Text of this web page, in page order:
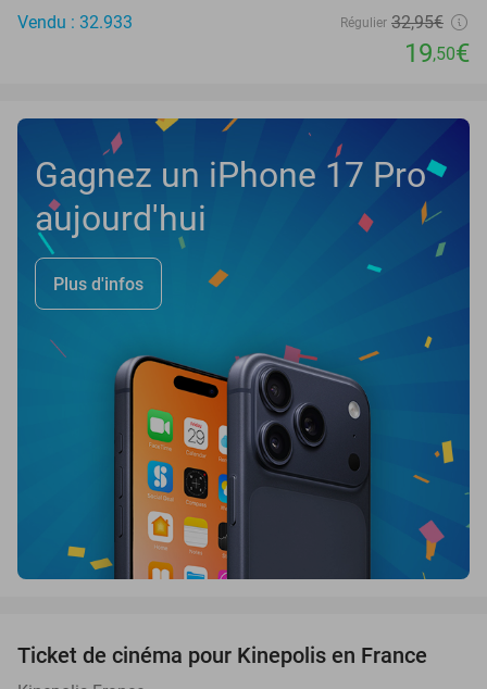
Vendu : 32.933
Régulier 32,95€
19,50€
Gagnez un iPhone 17 Pro
aujourd'hui
Plus d'infos
27%
Ticket de cinéma pour Kinepolis en France